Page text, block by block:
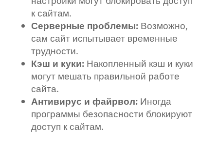
к сайтам.
Серверные проблемы:Возможно,
сам сайт испытывает временные
трудности.
Кэш и куки:Накопленный кэш и куки
могут мешать правильной работе
сайта.
Антивирус и файрвол:Иногда
программы безопасности блокируют
доступ к сайтам.